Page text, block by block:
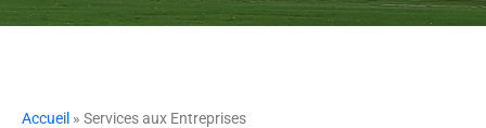
Accueil » Services aux Entreprises